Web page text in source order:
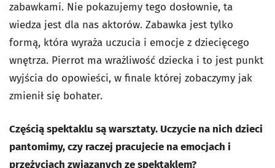
zabawkami. Nie pokazujemy tego dosłownie, ta
wiedza jest dla nas aktorów. Zabawka jest tylko
formą, która wyraża uczucia i emocje z dziecięcego
wnętrza. Pierrot ma wrażliwość dziecka i to jest punkt
wyjścia do opowieści, w finale której zobaczymy jak
zmienił się bohater.
Częścią spektaklu są warsztaty. Uczycie na nich dzieci
pantomimy, czy raczej pracujecie na emocjach i
przeżyciach związanych ze spektaklem?